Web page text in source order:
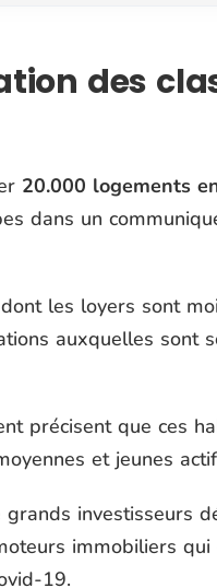
des
20.000 logements
dans un
les loyers sont
auxquelles sont
précisent que ces
et jeunes
investisseurs
immobiliers
19.